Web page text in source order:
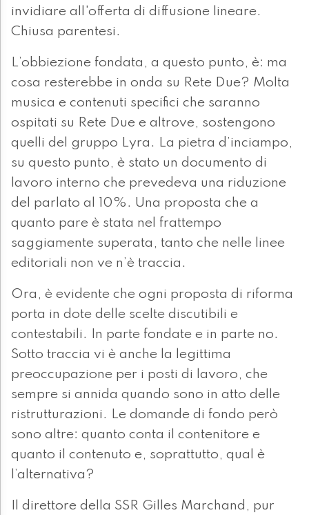
invidiare all'offerta di diffusione lineare.
Chiusa parentesi.
L’obbiezione fondata, a questo punto, è: ma
cosa resterebbe in onda su Rete Due? Molta
musica e contenuti specifici che saranno
ospitati su Rete Due e altrove, sostengono
quelli del gruppo Lyra. La pietra d’inciampo,
su questo punto, è stato un documento di
lavoro interno che prevedeva una riduzione
del parlato al 10%. Una proposta che a
quanto pare è stata nel frattempo
saggiamente superata, tanto che nelle linee
editoriali non ve n’è traccia.
Ora, è evidente che ogni proposta di riforma
porta in dote delle scelte discutibili e
contestabili. In parte fondate e in parte no.
Sotto traccia vi è anche la legittima
preoccupazione per i posti di lavoro, che
sempre si annida quando sono in atto delle
ristrutturazioni. Le domande di fondo però
sono altre: quanto conta il contenitore e
quanto il contenuto e, soprattutto, qual è
l’alternativa?
Il direttore della SSR Gilles Marchand, pur